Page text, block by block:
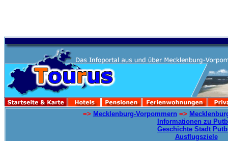
=> Mecklenburg-Vorpommern =>
Informationen zu
Geschichte Stadt
Ausflugsziele